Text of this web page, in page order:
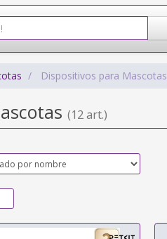
Dispositivos para Mascotas
(12 art.)